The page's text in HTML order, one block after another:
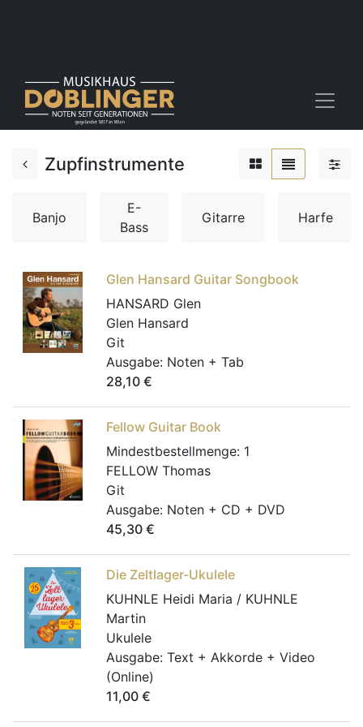
Zupfinstrumente
Banjo
E-
Bass
Gitarre Harfe
Glen Hansard Guitar Songbook
HANSARD Glen
Glen Hansard
Git
Ausgabe: Noten + Tab
28,10 €
Fellow Guitar Book
Mindestbestellmenge: 1
FELLOW Thomas
Git
Ausgabe: Noten + CD + DVD
45,30 €
Die Zeltlager-Ukulele
KUHNLE Heidi Maria / KUHNLE
Martin
Ukulele
Ausgabe: Text + Akkorde + Video
(Online)
11,00 €